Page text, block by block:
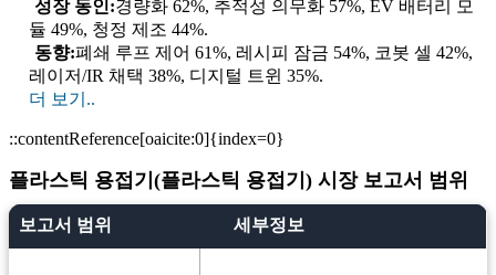
성장 동인:경량화 62%, 추적성 의무화 57%, EV 배터리 모
듈 49%, 청정 제조 44%.
동향:폐쇄 루프 제어 61%, 레시피 잠금 54%, 코봇 셀 42%,
레이저/IR 채택 38%, 디지털 트윈 35%.
더 보기..
::contentReference[oaicite:0]{index=0}
플라스틱 용접기(플라스틱 용접기) 시장 보고서 범위
보고서 범위 세부정보